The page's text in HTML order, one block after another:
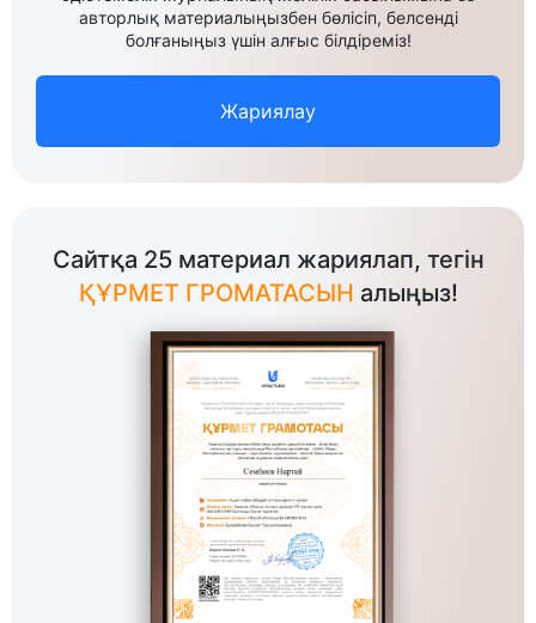
авторлық материалыңызбен бөлісіп, белсенді
болғаныңыз үшін алғыс білдіреміз!
Жариялау
Сайтқа 25 материал жариялап, тегін
ҚҰРМЕТ ГРОМАТАСЫН алыңыз!